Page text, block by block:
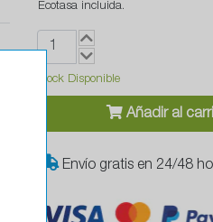
Ecotasa incluida.
Stock Disponible
Añadir al
Envío gratis en 24/48